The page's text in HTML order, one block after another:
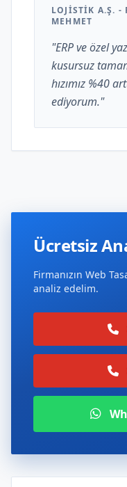
LOJISTIK A.Ş. -
MEHMET
"ERP ve özel
kusursuz
hızımız %40
ediyorum."
Ücretsiz
Firmanızın Web
analiz edelim.